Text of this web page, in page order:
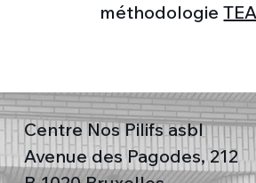
méthodologie
Centre Nos Pilifs asbl
Avenue des Pagodes, 212